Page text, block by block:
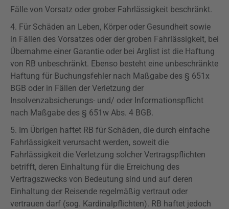
Fälle von Vorsatz oder grober Fahrlässigkeit beschränkt.
4. Für Schäden an Leben, Körper oder Gesundheit sowie
in Fällen des Vorsatzes oder der groben Fahrlässigkeit, bei
Übernahme einer Garantie oder bei Arglist ist die Haftung
von RB unbeschränkt. Ebenso besteht eine unbeschränkte
Haftung für Buchungsfehler nach Maßgabe des § 651x
BGB oder in Fällen der Verletzung der
Insolvenzabsicherungs- und/ oder Informationspflicht
nach Maßgabe des § 651w Abs. 4 BGB.
5. Im Übrigen haftet RB für Schäden, die durch einfache
Fahrlässigkeit verursacht werden, soweit die
Fahrlässigkeit die Verletzung solcher Vertragspflichten
betrifft, deren Einhaltung für die Erreichung des
Vertragszwecks von Bedeutung sind und auf deren
Einhaltung der Reisende regelmäßig vertraut oder
vertrauen darf (sog. Kardinalpflichten). RB haftet jedoch